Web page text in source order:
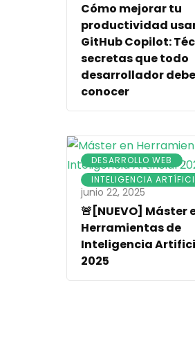
Cómo mejorar tu
productividad
GitHub Copilot:
secretas que todo
desarrollador debe
conocer
DESARROLLO WEB ,
INTELIGENCIA
junio 22, 2025
🚨[NUEVO] Máster
Herramientas de
Inteligencia
2025